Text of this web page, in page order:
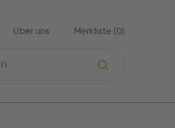
Über uns Merkliste (0)